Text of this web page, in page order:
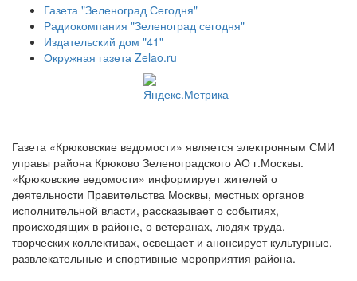
Газета "Зеленоград Сегодня"
Радиокомпания "Зеленоград сегодня"
Издательский дом "41"
Окружная газета Zelao.ru
Газета «Крюковские ведомости» является электронным СМИ
управы района Крюково Зеленоградского АО г.Москвы.
«Крюковские ведомости» информирует жителей о
деятельности Правительства Москвы, местных органов
исполнительной власти, рассказывает о событиях,
происходящих в районе, о ветеранах, людях труда,
творческих коллективах, освещает и анонсирует культурные,
развлекательные и спортивные мероприятия района.